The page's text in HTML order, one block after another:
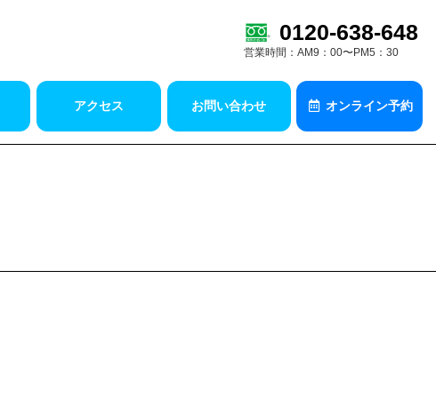
0120-638-648
営業時間：AM9：00〜PM5：30
アクセス お問い合わせ オンライン予約